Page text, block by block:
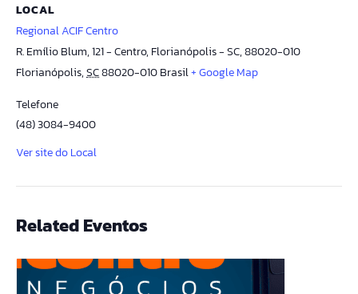
LOCAL
Regional ACIF Centro
R. Emílio Blum, 121 - Centro, Florianópolis - SC, 88020-010
Florianópolis,SC88020-010Brasil+ Google Map
Telefone
(48) 3084-9400
Ver site do Local
Related Eventos